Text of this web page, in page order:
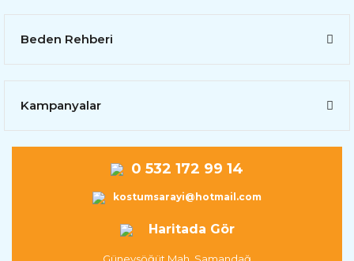
Beden Rehberi
Kampanyalar
0 532 172 99 14
kostumsarayi@hotmail.com
Haritada Gör